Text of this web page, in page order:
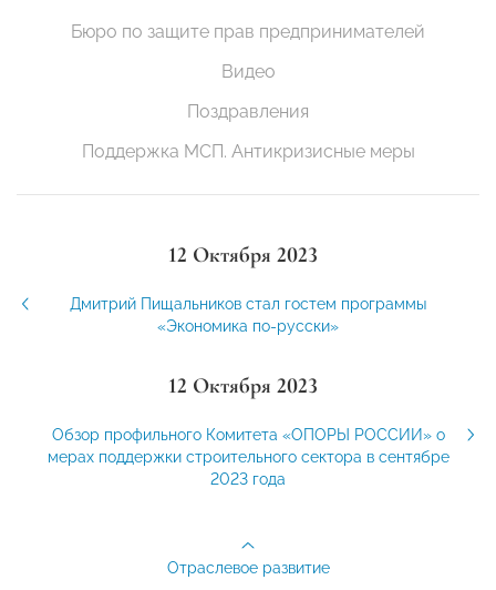
Бюро по защите прав предпринимателей
Видео
Поздравления
Поддержка МСП. Антикризисные меры
12 Октября 2023
Дмитрий Пищальников стал гостем программы
«Экономика по-русски»
12 Октября 2023
Обзор профильного Комитета «ОПОРЫ РОССИИ» о
мерах поддержки строительного сектора в сентябре
2023 года
Отраслевое развитие